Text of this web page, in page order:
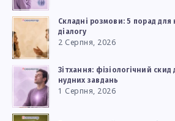
Складні розмови: 5 порад для
діалогу
2 Серпня, 2026
Зітхання: фізіологічний скид
нудних завдань
1 Серпня, 2026